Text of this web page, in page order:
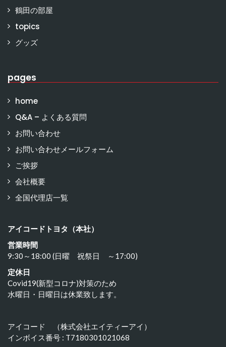
鶴田の部屋
topics
グッズ
pages
home
Q&A – よくある質問
お問い合わせ
お問い合わせメールフォーム
ご挨拶
会社概要
全国代理店一覧
アイコードトヨタ（本社）
営業時間
9:30～18:00 (日曜 祝祭日 ～17:00)
定休日
Covid19(新型コロナ)対策のため
水曜日・日曜日は休業致します。
アイコード （株式会社エイティーアイ）
インボイス番号 : T7180301021068